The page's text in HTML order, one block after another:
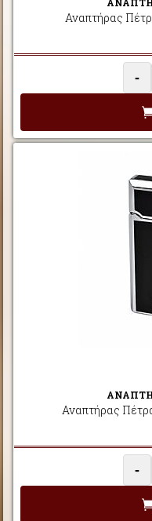
Αναπτήρας
-
Αναπτήρας
-